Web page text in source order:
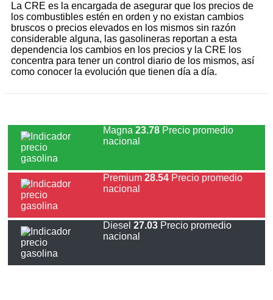
La CRE es la encargada de asegurar que los precios de
los combustibles estén en orden y no existan cambios
bruscos o precios elevados en los mismos sin razón
considerable alguna, las gasolineras reportan a esta
dependencia los cambios en los precios y la CRE los
concentra para tener un control diario de los mismos, así
como conocer la evolución que tienen día a día.
Magna 23.78 Precio promedio
nacional
Premium 28.54 Precio promedio
nacional
Diesel 27.03 Precio promedio
nacional